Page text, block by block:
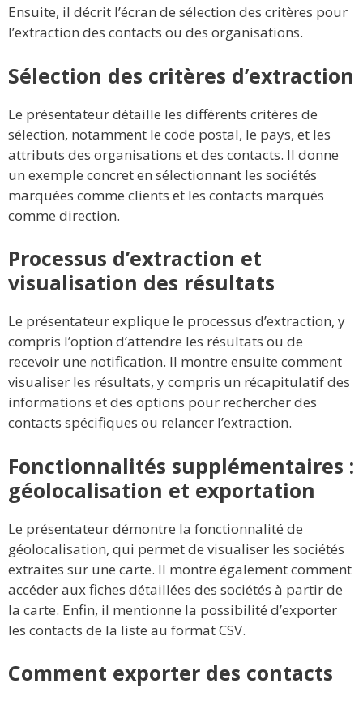
Ensuite, il décrit l’écran de sélection des critères pour
l’extraction des contacts ou des organisations.
Sélection des critères d’extraction
Le présentateur détaille les différents critères de
sélection, notamment le code postal, le pays, et les
attributs des organisations et des contacts. Il donne
un exemple concret en sélectionnant les sociétés
marquées comme clients et les contacts marqués
comme direction.
Processus d’extraction et
visualisation des résultats
Le présentateur explique le processus d’extraction, y
compris l’option d’attendre les résultats ou de
recevoir une notification. Il montre ensuite comment
visualiser les résultats, y compris un récapitulatif des
informations et des options pour rechercher des
contacts spécifiques ou relancer l’extraction.
Fonctionnalités supplémentaires :
géolocalisation et exportation
Le présentateur démontre la fonctionnalité de
géolocalisation, qui permet de visualiser les sociétés
extraites sur une carte. Il montre également comment
accéder aux fiches détaillées des sociétés à partir de
la carte. Enfin, il mentionne la possibilité d’exporter
les contacts de la liste au format CSV.
Comment exporter des contacts